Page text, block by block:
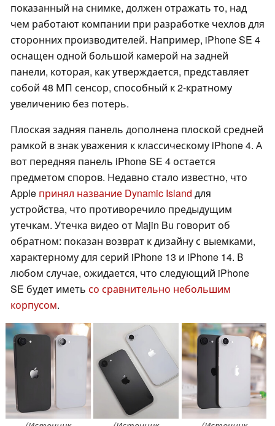
показанный на снимке, должен отражать то, над
чем работают компании при разработке чехлов для
сторонних производителей. Например, iPhone SE 4
оснащен одной большой камерой на задней
панели, которая, как утверждается, представляет
собой 48 МП сенсор, способный к 2-кратному
увеличению без потерь.
Плоская задняя панель дополнена плоской средней
рамкой в знак уважения к классическому iPhone 4. А
вот передняя панель iPhone SE 4 остается
предметом споров. Недавно стало известно, что
Apple принял название Dynamic Island для
устройства, что противоречило предыдущим
утечкам. Утечка видео от Majin Bu говорит об
обратном: показан возврат к дизайну с выемками,
характерному для серий iPhone 13 и iPhone 14. В
любом случае, ожидается, что следующий iPhone
SE будет иметь со сравнительно небольшим
корпусом.